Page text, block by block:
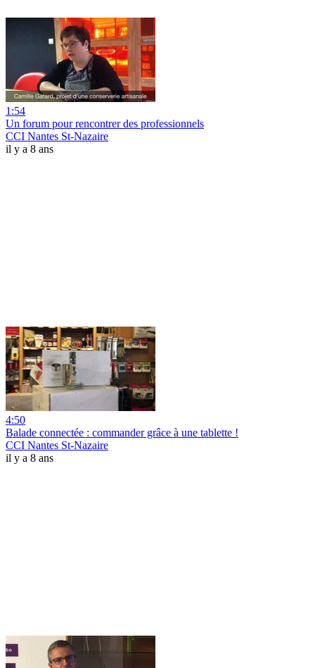
1:54
Un forum pour rencontrer des professionnels
CCI Nantes St-Nazaire
il y a 8 ans
4:50
Balade connectée : commander grâce à une tablette !
CCI Nantes St-Nazaire
il y a 8 ans